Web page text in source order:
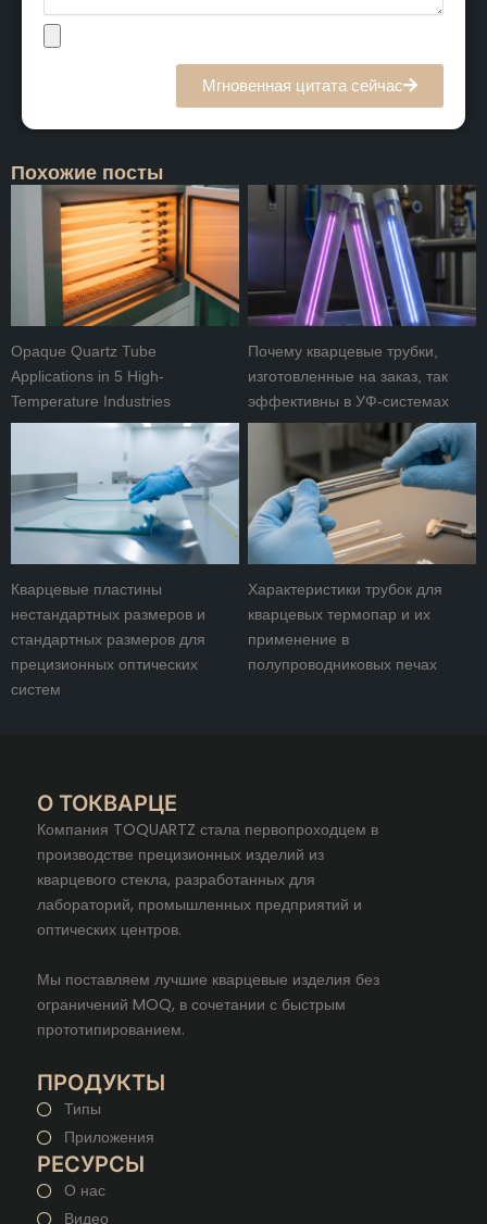
Мгновенная цитата сейчас
Похожие посты
Opaque Quartz Tube
Applications in 5 High-
Temperature Industries
Почему кварцевые трубки,
изготовленные на заказ, так
эффективны в УФ-системах
Кварцевые пластины
нестандартных размеров и
стандартных размеров для
прецизионных оптических
систем
Характеристики трубок для
кварцевых термопар и их
применение в
полупроводниковых печах
О ТОКВАРЦЕ
Компания TOQUARTZ стала первопроходцем в
производстве прецизионных изделий из
кварцевого стекла, разработанных для
лабораторий, промышленных предприятий и
оптических центров.
Мы поставляем лучшие кварцевые изделия без
ограничений MOQ, в сочетании с быстрым
прототипированием.
ПРОДУКТЫ
Типы
Приложения
РЕСУРСЫ
О нас
Видео